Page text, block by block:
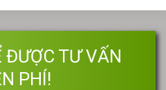
TƯ VẤN
PHÍ!